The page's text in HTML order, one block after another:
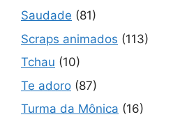
Saudade (81)
Scraps animados (113)
Tchau (10)
Te adoro (87)
Turma da Mônica (16)